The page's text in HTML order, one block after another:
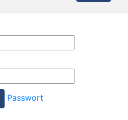
Passwort